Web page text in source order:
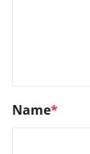
Name*